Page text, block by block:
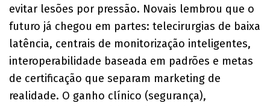
evitar lesões por pressão. Novais lembrou que o
futuro já chegou em partes: telecirurgias de baixa
latência, centrais de monitorização inteligentes,
interoperabilidade baseada em padrões e metas
de certificação que separam marketing de
realidade. O ganho clínico (segurança),